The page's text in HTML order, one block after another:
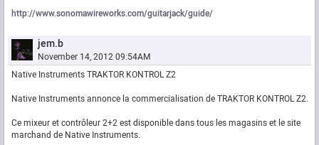
http://www.sonomawireworks.com/guitarjack/guide/
jem.b
November 14, 2012 09:54AM
Native Instruments TRAKTOR KONTROL Z2
Native Instruments annonce la commercialisation de TRAKTOR KONTROL Z2.
Ce mixeur et contrôleur 2+2 est disponible dans tous les magasins et le site
marchand de Native Instruments.